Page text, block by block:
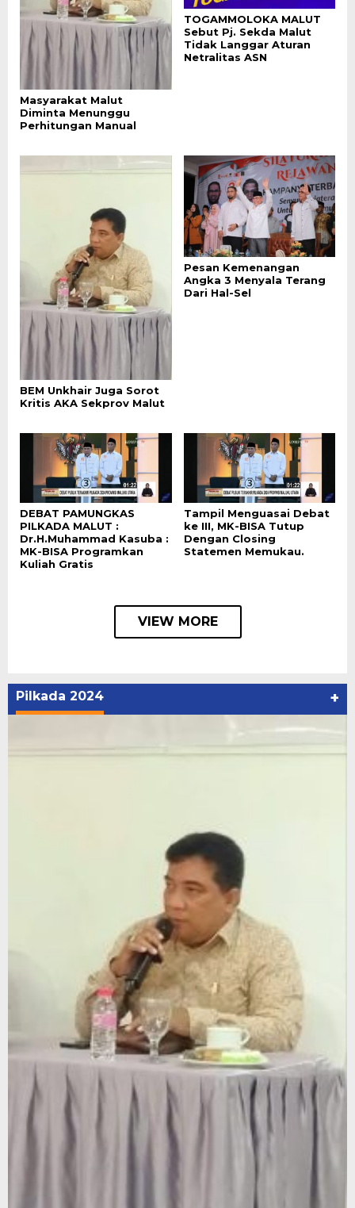
Masyarakat Malut
Diminta Menunggu
Perhitungan Manual
TOGAMMOLOKA MALUT
Sebut Pj. Sekda Malut
Tidak Langgar Aturan
Netralitas ASN
BEM Unkhair Juga Sorot
Kritis AKA Sekprov Malut
Pesan Kemenangan
Angka 3 Menyala Terang
Dari Hal-Sel
DEBAT PAMUNGKAS
PILKADA MALUT :
Dr.H.Muhammad Kasuba :
MK-BISA Programkan
Kuliah Gratis
Tampil Menguasai Debat
ke III, MK-BISA Tutup
Dengan Closing
Statemen Memukau.
VIEW MORE
Pilkada 2024 +